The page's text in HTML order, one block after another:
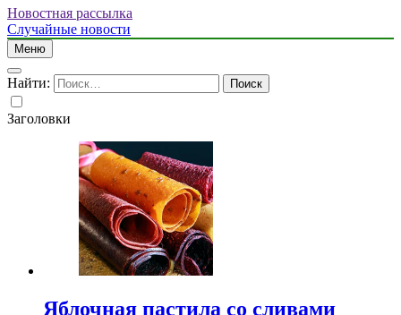
Новостная рассылка
Случайные новости
Меню
Найти:
Заголовки
Яблочная пастила со сливами